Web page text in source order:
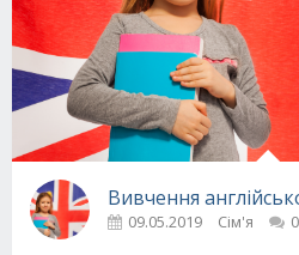
Вивчення
09.05.2019 Сім'я 0